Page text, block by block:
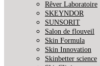
Rêver Laboratoire
SKEYNDOR
SUNSORIT
Salon de flouveil
Skin Formula
Skin Innovation
Skinbetter science